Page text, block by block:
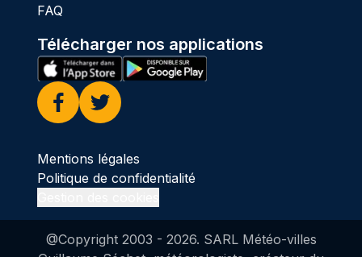
FAQ
Télécharger nos applications
Facebook
Twitter
Mentions légales
Politique de confidentialité
@Copyright 2003 - 2026. SARL Météo-villes